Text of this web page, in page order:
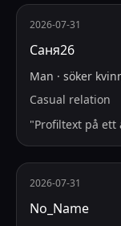
2026-07-31
Саня26
Man · söker
Casual relation
"Profiltext på ett
2026-07-31
No_Name